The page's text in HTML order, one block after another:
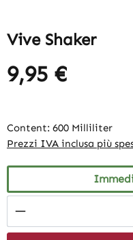
Vive Shaker
9,95 €
Content: 600 Milliliter
Prezzi IVA inclusa più
Product